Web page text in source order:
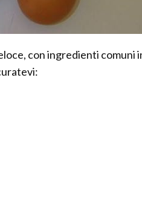
con ingredienti comuni